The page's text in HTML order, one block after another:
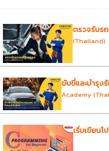
ตรวจรับร
(Thailand)
ขับขี่และบำรุง
Academy
เริ่มเขียน